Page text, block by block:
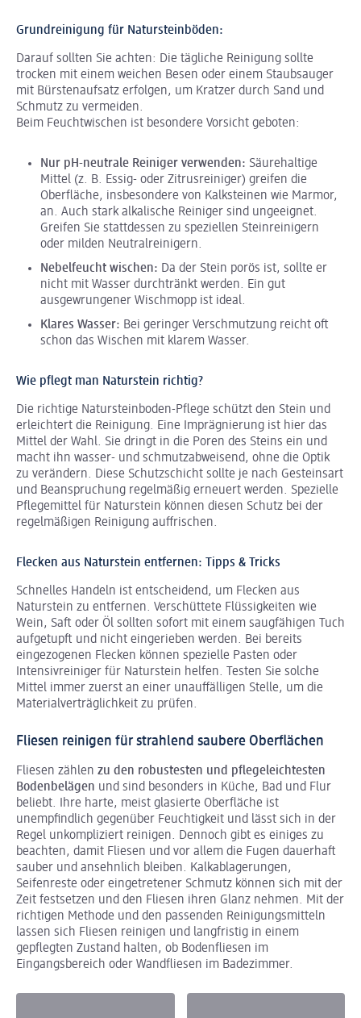
Grundreinigung für Natursteinböden:
Darauf sollten Sie achten: Die tägliche Reinigung sollte
trocken mit einem weichen Besen oder einem Staubsauger
mit Bürstenaufsatz erfolgen, um Kratzer durch Sand und
Schmutz zu vermeiden.
Beim Feuchtwischen ist besondere Vorsicht geboten:
Nur pH-neutrale Reiniger verwenden: Säurehaltige
Mittel (z. B. Essig- oder Zitrusreiniger) greifen die
Oberfläche, insbesondere von Kalksteinen wie Marmor,
an. Auch stark alkalische Reiniger sind ungeeignet.
Greifen Sie stattdessen zu speziellen Steinreinigern
oder milden Neutralreinigern.
Nebelfeucht wischen: Da der Stein porös ist, sollte er
nicht mit Wasser durchtränkt werden. Ein gut
ausgewrungener Wischmopp ist ideal.
Klares Wasser: Bei geringer Verschmutzung reicht oft
schon das Wischen mit klarem Wasser.
Wie pflegt man Naturstein richtig?
Die richtige Natursteinboden-Pflege schützt den Stein und
erleichtert die Reinigung. Eine Imprägnierung ist hier das
Mittel der Wahl. Sie dringt in die Poren des Steins ein und
macht ihn wasser- und schmutzabweisend, ohne die Optik
zu verändern. Diese Schutzschicht sollte je nach Gesteinsart
und Beanspruchung regelmäßig erneuert werden. Spezielle
Pflegemittel für Naturstein können diesen Schutz bei der
regelmäßigen Reinigung auffrischen.
Flecken aus Naturstein entfernen: Tipps & Tricks
Schnelles Handeln ist entscheidend, um Flecken aus
Naturstein zu entfernen. Verschüttete Flüssigkeiten wie
Wein, Saft oder Öl sollten sofort mit einem saugfähigen Tuch
aufgetupft und nicht eingerieben werden. Bei bereits
eingezogenen Flecken können spezielle Pasten oder
Intensivreiniger für Naturstein helfen. Testen Sie solche
Mittel immer zuerst an einer unauffälligen Stelle, um die
Materialverträglichkeit zu prüfen.
Fliesen reinigen für strahlend saubere Oberflächen
Fliesen zählen zu den robustesten und pflegeleichtesten
Bodenbelägen und sind besonders in Küche, Bad und Flur
beliebt. Ihre harte, meist glasierte Oberfläche ist
unempfindlich gegenüber Feuchtigkeit und lässt sich in der
Regel unkompliziert reinigen. Dennoch gibt es einiges zu
beachten, damit Fliesen und vor allem die Fugen dauerhaft
sauber und ansehnlich bleiben. Kalkablagerungen,
Seifenreste oder eingetretener Schmutz können sich mit der
Zeit festsetzen und den Fliesen ihren Glanz nehmen. Mit der
richtigen Methode und den passenden Reinigungsmitteln
lassen sich Fliesen reinigen und langfristig in einem
gepflegten Zustand halten, ob Bodenfliesen im
Eingangsbereich oder Wandfliesen im Badezimmer.